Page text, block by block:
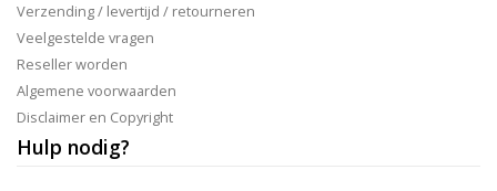
Verzending / levertijd / retourneren
Veelgestelde vragen
Reseller worden
Algemene voorwaarden
Disclaimer en Copyright
Hulp nodig?